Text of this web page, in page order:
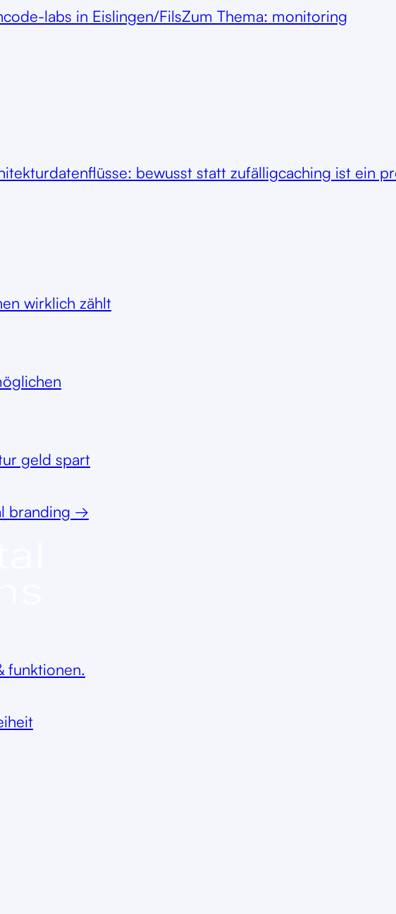
code-labs in Eislingen/FilsZum Thema: monitoring
datenflüsse: bewusst statt zufälligcaching ist ein
wirklich zählt
geld spart
branding →
funktionen.